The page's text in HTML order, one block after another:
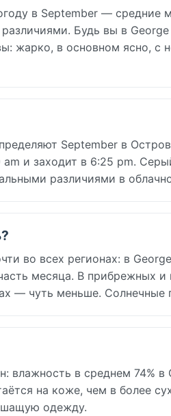
в September — средние
Будь вы в
жарко, в основном ясно, с
September в
am и заходит в 6:25 pm.
различиями в
во всех регионах: в
месяца. В прибрежных
— чуть меньше.
влажность в среднем 74%
на коже, чем в более
одежду.